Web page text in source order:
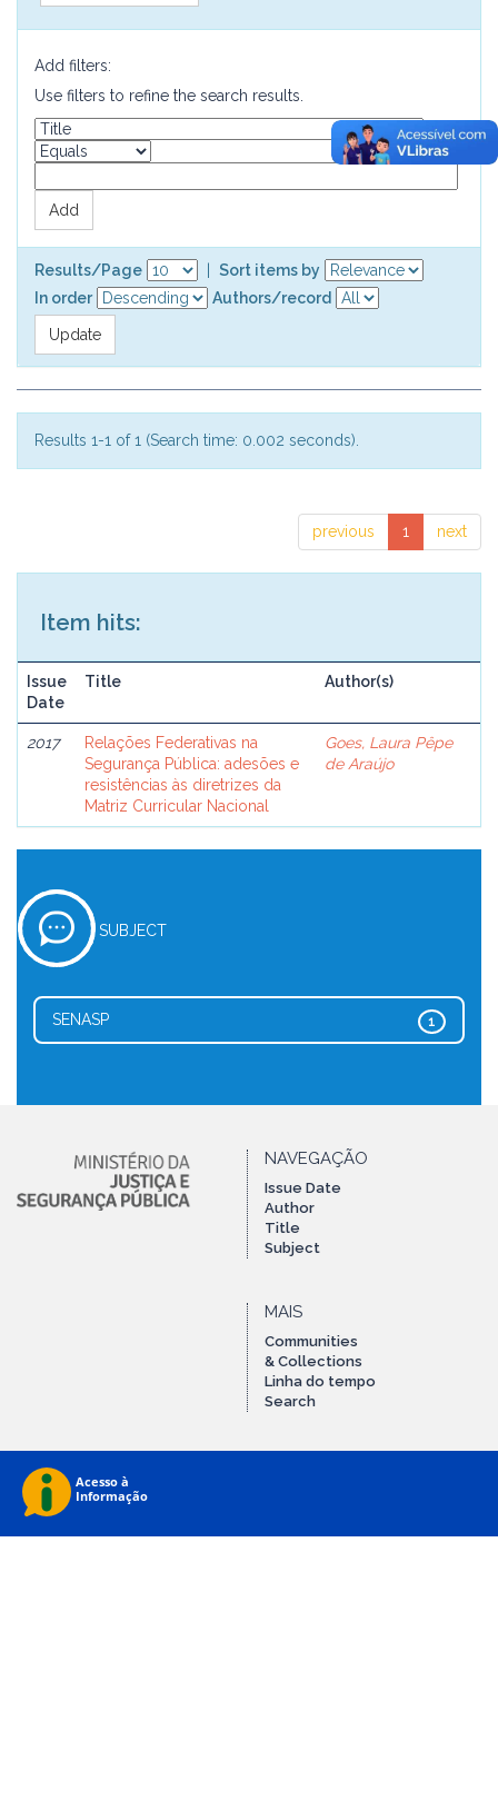
Add filters:
Use filters to refine the search results.
Results/Page
Sort items by
In order
Authors/record
Results 1-1 of 1 (Search time: 0.002 seconds).
previous 1 next
Item hits:
Issue
Date
Title Author(s)
2017
Relações Federativas na
Segurança Pública: adesões e
resistências às diretrizes da
Matriz Curricular Nacional
Goes, Laura Pêpe
de Araújo
SUBJECT
1
SENASP
NAVEGAÇÃO
Issue Date
Author
Title
Subject
MAIS
Communities
& Collections
Linha do tempo
Search